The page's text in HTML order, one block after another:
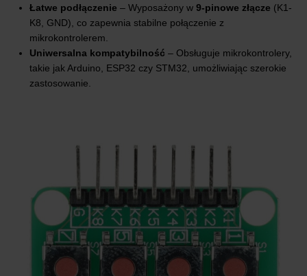
Łatwe podłączenie – Wyposażony w 9-pinowe złącze (K1-
K8, GND), co zapewnia stabilne połączenie z
mikrokontrolerem.
Uniwersalna kompatybilność – Obsługuje mikrokontrolery,
takie jak Arduino, ESP32 czy STM32, umożliwiając szerokie
zastosowanie.